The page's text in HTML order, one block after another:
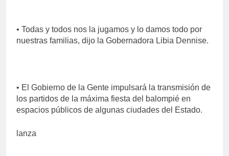
• Todas y todos nos la jugamos y lo damos todo por
nuestras familias, dijo la Gobernadora Libia Dennise.
• El Gobierno de la Gente impulsará la transmisión de
los partidos de la máxima fiesta del balompié en
espacios públicos de algunas ciudades del Estado.
lanza